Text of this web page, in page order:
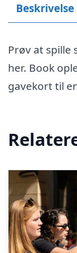
Beskrivelse
Prøv at spille
her. Book
gavekort til